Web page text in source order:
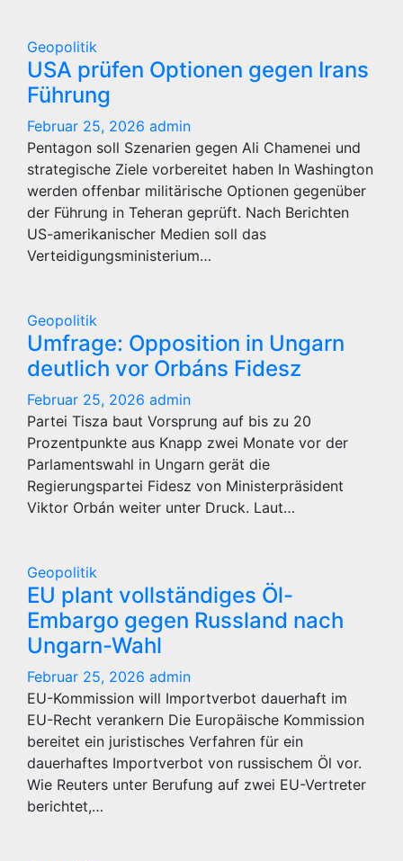
Geopolitik
USA prüfen Optionen gegen Irans
Führung
Februar 25, 2026 admin
Pentagon soll Szenarien gegen Ali Chamenei und
strategische Ziele vorbereitet haben In Washington
werden offenbar militärische Optionen gegenüber
der Führung in Teheran geprüft. Nach Berichten
US-amerikanischer Medien soll das
Verteidigungsministerium…
Geopolitik
Umfrage: Opposition in Ungarn
deutlich vor Orbáns Fidesz
Februar 25, 2026 admin
Partei Tisza baut Vorsprung auf bis zu 20
Prozentpunkte aus Knapp zwei Monate vor der
Parlamentswahl in Ungarn gerät die
Regierungspartei Fidesz von Ministerpräsident
Viktor Orbán weiter unter Druck. Laut…
Geopolitik
EU plant vollständiges Öl-
Embargo gegen Russland nach
Ungarn-Wahl
Februar 25, 2026 admin
EU-Kommission will Importverbot dauerhaft im
EU-Recht verankern Die Europäische Kommission
bereitet ein juristisches Verfahren für ein
dauerhaftes Importverbot von russischem Öl vor.
Wie Reuters unter Berufung auf zwei EU-Vertreter
berichtet,…